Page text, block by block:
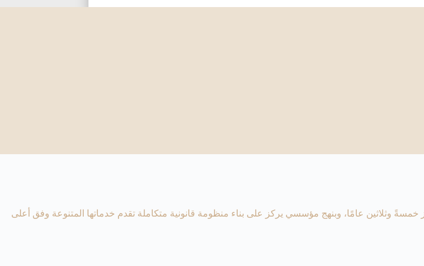
وثلاثين عامًا، وبنهج مؤسسي يركز على بناء منظومة قانونية متكاملة تقدم خدماتها المتنوعة وفق أعلى